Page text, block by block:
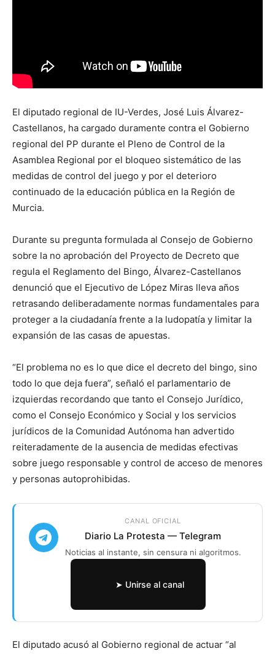
El diputado regional de IU-Verdes, José Luis Álvarez-
Castellanos, ha cargado duramente contra el Gobierno
regional del PP durante el Pleno de Control de la
Asamblea Regional por el bloqueo sistemático de las
medidas de control del juego y por el deterioro
continuado de la educación pública en la Región de
Murcia.
Durante su pregunta formulada al Consejo de Gobierno
sobre la no aprobación del Proyecto de Decreto que
regula el Reglamento del Bingo, Álvarez-Castellanos
denunció que el Ejecutivo de López Miras lleva años
retrasando deliberadamente normas fundamentales para
proteger a la ciudadanía frente a la ludopatía y limitar la
expansión de las casas de apuestas.
“El problema no es lo que dice el decreto del bingo, sino
todo lo que deja fuera”, señaló el parlamentario de
izquierdas recordando que tanto el Consejo Jurídico,
como el Consejo Económico y Social y los servicios
jurídicos de la Comunidad Autónoma han advertido
reiteradamente de la ausencia de medidas efectivas
sobre juego responsable y control de acceso de menores
y personas autoprohibidas.
CANAL OFICIAL
Diario La Protesta — Telegram
Noticias al instante, sin censura ni algoritmos.
➤ Unirse al canal
El diputado acusó al Gobierno regional de actuar “al